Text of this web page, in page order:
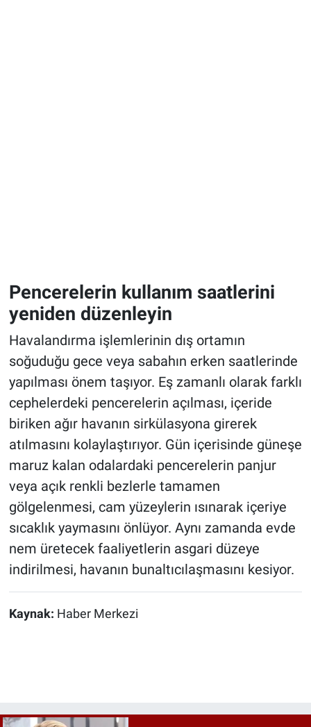
Pencerelerin kullanım saatlerini
yeniden düzenleyin
Havalandırma işlemlerinin dış ortamın
soğuduğu gece veya sabahın erken saatlerinde
yapılması önem taşıyor. Eş zamanlı olarak farklı
cephelerdeki pencerelerin açılması, içeride
biriken ağır havanın sirkülasyona girerek
atılmasını kolaylaştırıyor. Gün içerisinde güneşe
maruz kalan odalardaki pencerelerin panjur
veya açık renkli bezlerle tamamen
gölgelenmesi, cam yüzeylerin ısınarak içeriye
sıcaklık yaymasını önlüyor. Aynı zamanda evde
nem üretecek faaliyetlerin asgari düzeye
indirilmesi, havanın bunaltıcılaşmasını kesiyor.
Kaynak: Haber Merkezi